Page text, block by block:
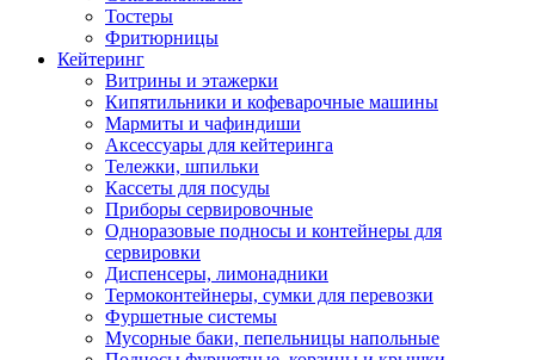
Тостеры
Фритюрницы
Кейтеринг
Витрины и этажерки
Кипятильники и кофеварочные машины
Мармиты и чафиндиши
Аксессуары для кейтеринга
Тележки, шпильки
Кассеты для посуды
Приборы сервировочные
Одноразовые подносы и контейнеры для
сервировки
Диспенсеры, лимонадники
Термоконтейнеры, сумки для перевозки
Фуршетные системы
Мусорные баки, пепельницы напольные